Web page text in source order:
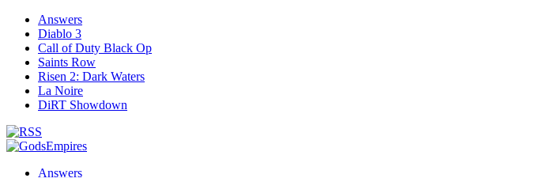
Answers
Diablo 3
Call of Duty Black Op
Saints Row
Risen 2: Dark Waters
La Noire
DiRT Showdown
Answers